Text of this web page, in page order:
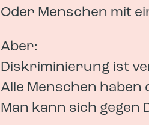
Oder Menschen mit
Aber:
Diskriminierung ist
Alle Menschen haben
Man kann sich